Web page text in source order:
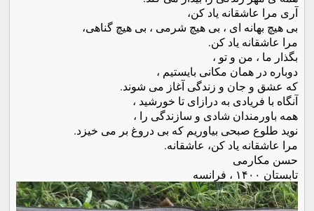
آری مرا عاشقانه یاد کن،
بی هیچ بهانه ای ، بی هیچ شرمی ، بی هیچ گناهی،
مرا عاشقانه یاد کن.
بگذار ما ، من و تو ،
دوباره در همان مکانی بایستیم ،
که عشق و جان و زندگی آغاز می شوند.
آنگاه با فریادی به درازای تا خورشید ،
همه باورمندان شادی و سازندگی را ،
نوید طلوع صبحی بیاوریم که بی دروغ بر می خیزد.
مرا عاشقانه یاد کن، عاشقانه.
حسن مکارمی
تابستان ۱۴۰۰ ، فرانسه
Video
Player